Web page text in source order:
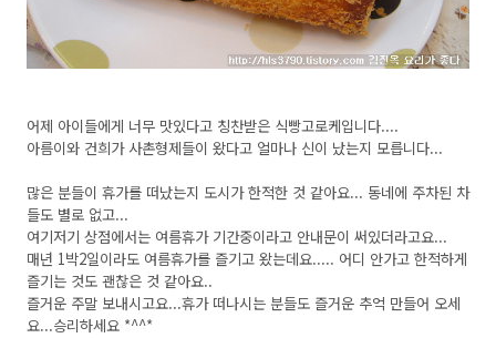
어제 아이들에게 너무 맛있다고 칭찬받은 식빵고로케입니다....
아름이와 건희가 사촌형제들이 왔다고 얼마나 신이 났는지 모릅니다...
많은 분들이 휴가를 떠났는지 도시가 한적한 것 같아요... 동네에 주차된 차
들도 별로 없고...
여기저기 상점에서는 여름휴가 기간중이라고 안내문이 써있더라고요...
매년 1박2일이라도 여름휴가를 즐기고 왔는데요..... 어디 안가고 한적하게
즐기는 것도 괜찮은 것 같아요..
즐거운 주말 보내시고요...휴가 떠나시는 분들도 즐거운 추억 만들어 오세
요...승리하세요 *^^*